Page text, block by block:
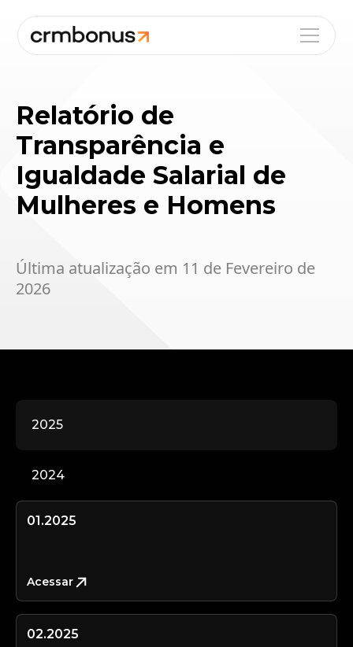
Relatório de
Transparência e
Igualdade Salarial de
Mulheres e Homens
Última atualização em 11 de Fevereiro de
2026
2025
2024
01.2025
Acessar
02.2025